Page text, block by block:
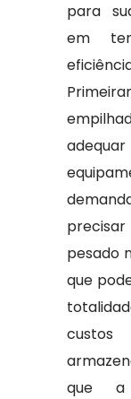
para
em
pesado
que
que a